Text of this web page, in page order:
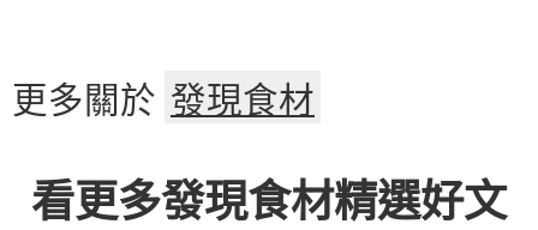
更多關於 發現食材
看更多發現食材精選好文